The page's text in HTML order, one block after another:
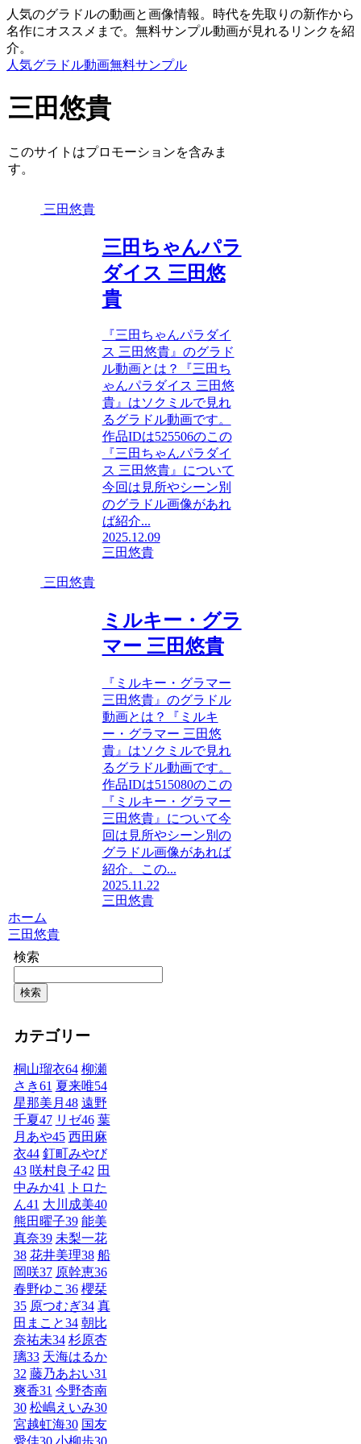
人気のグラドルの動画と画像情報。時代を先取りの新作から
名作にオススメまで。無料サンプル動画が見れるリンクを紹
介。
人気グラドル動画無料サンプル
三田悠貴
このサイトはプロモーションを含みま
す。
三田悠貴
三田ちゃんパラ
ダイス 三田悠
貴
『三田ちゃんパラダイ
ス 三田悠貴』のグラド
ル動画とは？『三田ち
ゃんパラダイス 三田悠
貴』はソクミルで見れ
るグラドル動画です。
作品IDは525506のこの
『三田ちゃんパラダイ
ス 三田悠貴』について
今回は見所やシーン別
のグラドル画像があれ
ば紹介...
2025.12.09
三田悠貴
三田悠貴
ミルキー・グラ
マー 三田悠貴
『ミルキー・グラマー
三田悠貴』のグラドル
動画とは？『ミルキ
ー・グラマー 三田悠
貴』はソクミルで見れ
るグラドル動画です。
作品IDは515080のこの
『ミルキー・グラマー
三田悠貴』について今
回は見所やシーン別の
グラドル画像があれば
紹介。この...
2025.11.22
三田悠貴
ホーム
三田悠貴
検索
検索
カテゴリー
桐山瑠衣64 柳瀬
さき61 夏来唯54
星那美月 48 遠野
千夏47 リゼ46 葉
月あや45 西田麻
衣44 釘町みやび
43 咲村良子42 田
中みか41
トロた
ん41 大川成美40
熊田曜子39 能美
真奈39 未梨一花
38 花井美理38 船
岡咲37 原幹恵36
春野ゆこ 36 櫻栞
35 原つむぎ34 真
田まこと34 朝比
奈祐未34 杉原杏
璃33 天海はるか
32 藤乃あおい31
爽香31 今野杏南
30 松嶋えいみ30
宮越虹海30 国友